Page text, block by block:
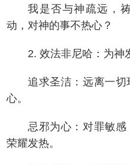
我是否与神疏远，
动，对神的事不热心？
2. 效法非尼哈：为神
追求圣洁：远离一
心。
忌邪为心：对罪敏
荣耀发热。